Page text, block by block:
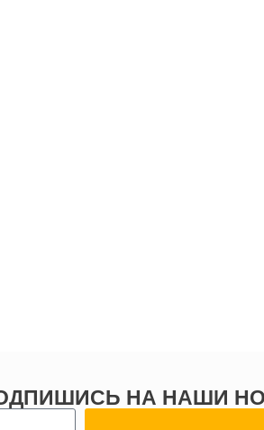
НА НАШИ